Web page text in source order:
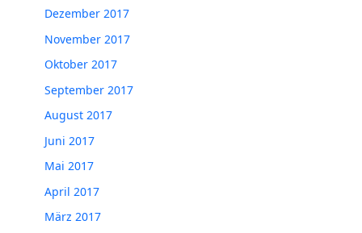
Dezember 2017
November 2017
Oktober 2017
September 2017
August 2017
Juni 2017
Mai 2017
April 2017
März 2017